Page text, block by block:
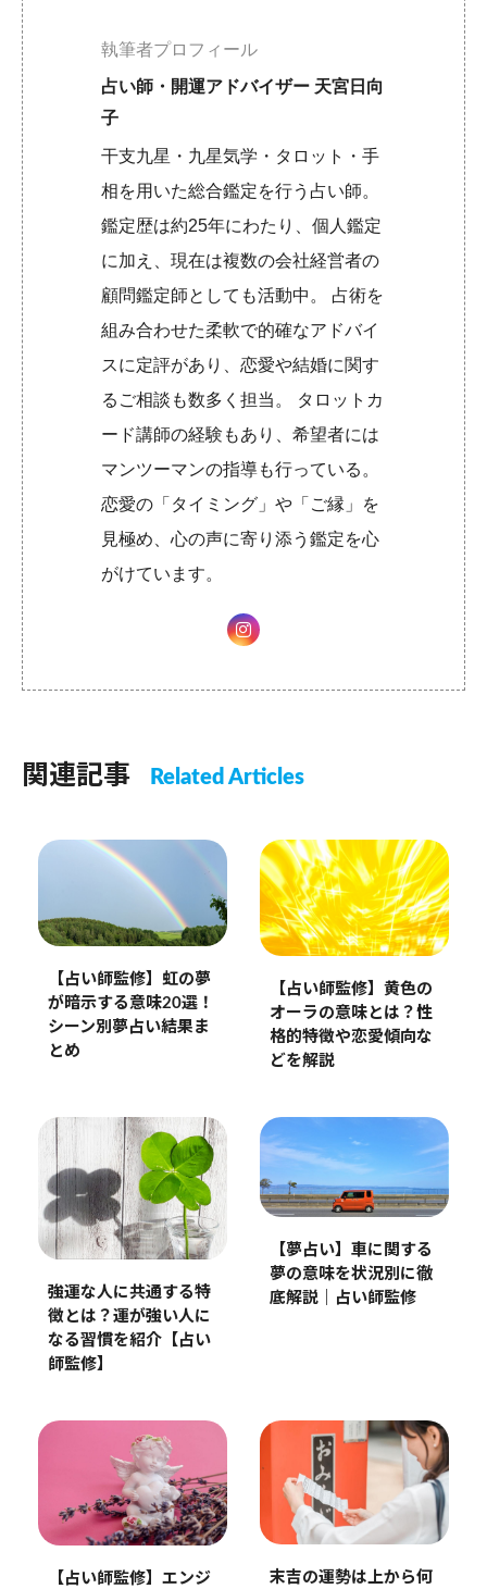
執筆者プロフィール
占い師・開運アドバイザー 天宮日向
子
干支九星・九星気学・タロット・手
相を用いた総合鑑定を行う占い師。
鑑定歴は約25年にわたり、個人鑑定
に加え、現在は複数の会社経営者の
顧問鑑定師としても活動中。 占術を
組み合わせた柔軟で的確なアドバイ
スに定評があり、恋愛や結婚に関す
るご相談も数多く担当。 タロットカ
ード講師の経験もあり、希望者には
マンツーマンの指導も行っている。
恋愛の「タイミング」や「ご縁」を
見極め、心の声に寄り添う鑑定を心
がけています。
関連記事 Related Articles
【占い師監修】虹の夢
が暗示する意味20選！
シーン別夢占い結果ま
とめ
【占い師監修】黄色の
オーラの意味とは？性
格的特徴や恋愛傾向な
どを解説
強運な人に共通する特
徴とは？運が強い人に
なる習慣を紹介【占い
師監修】
【夢占い】車に関する
夢の意味を状況別に徹
底解説｜占い師監修
【占い師監修】エンジ
末吉の運勢は上から何